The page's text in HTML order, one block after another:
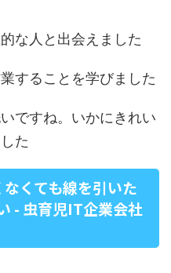
な人と出会えました
することを学びました
ですね。いかにきれい
た
なくても線を引いた
- 虫育児IT企業会社